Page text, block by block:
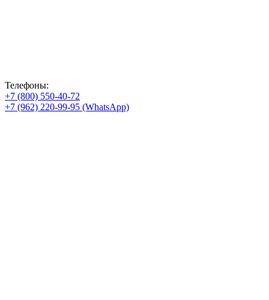
Телефоны:
+7 (800) 550-40-72
+7 (962) 220-99-95 (WhatsApp)